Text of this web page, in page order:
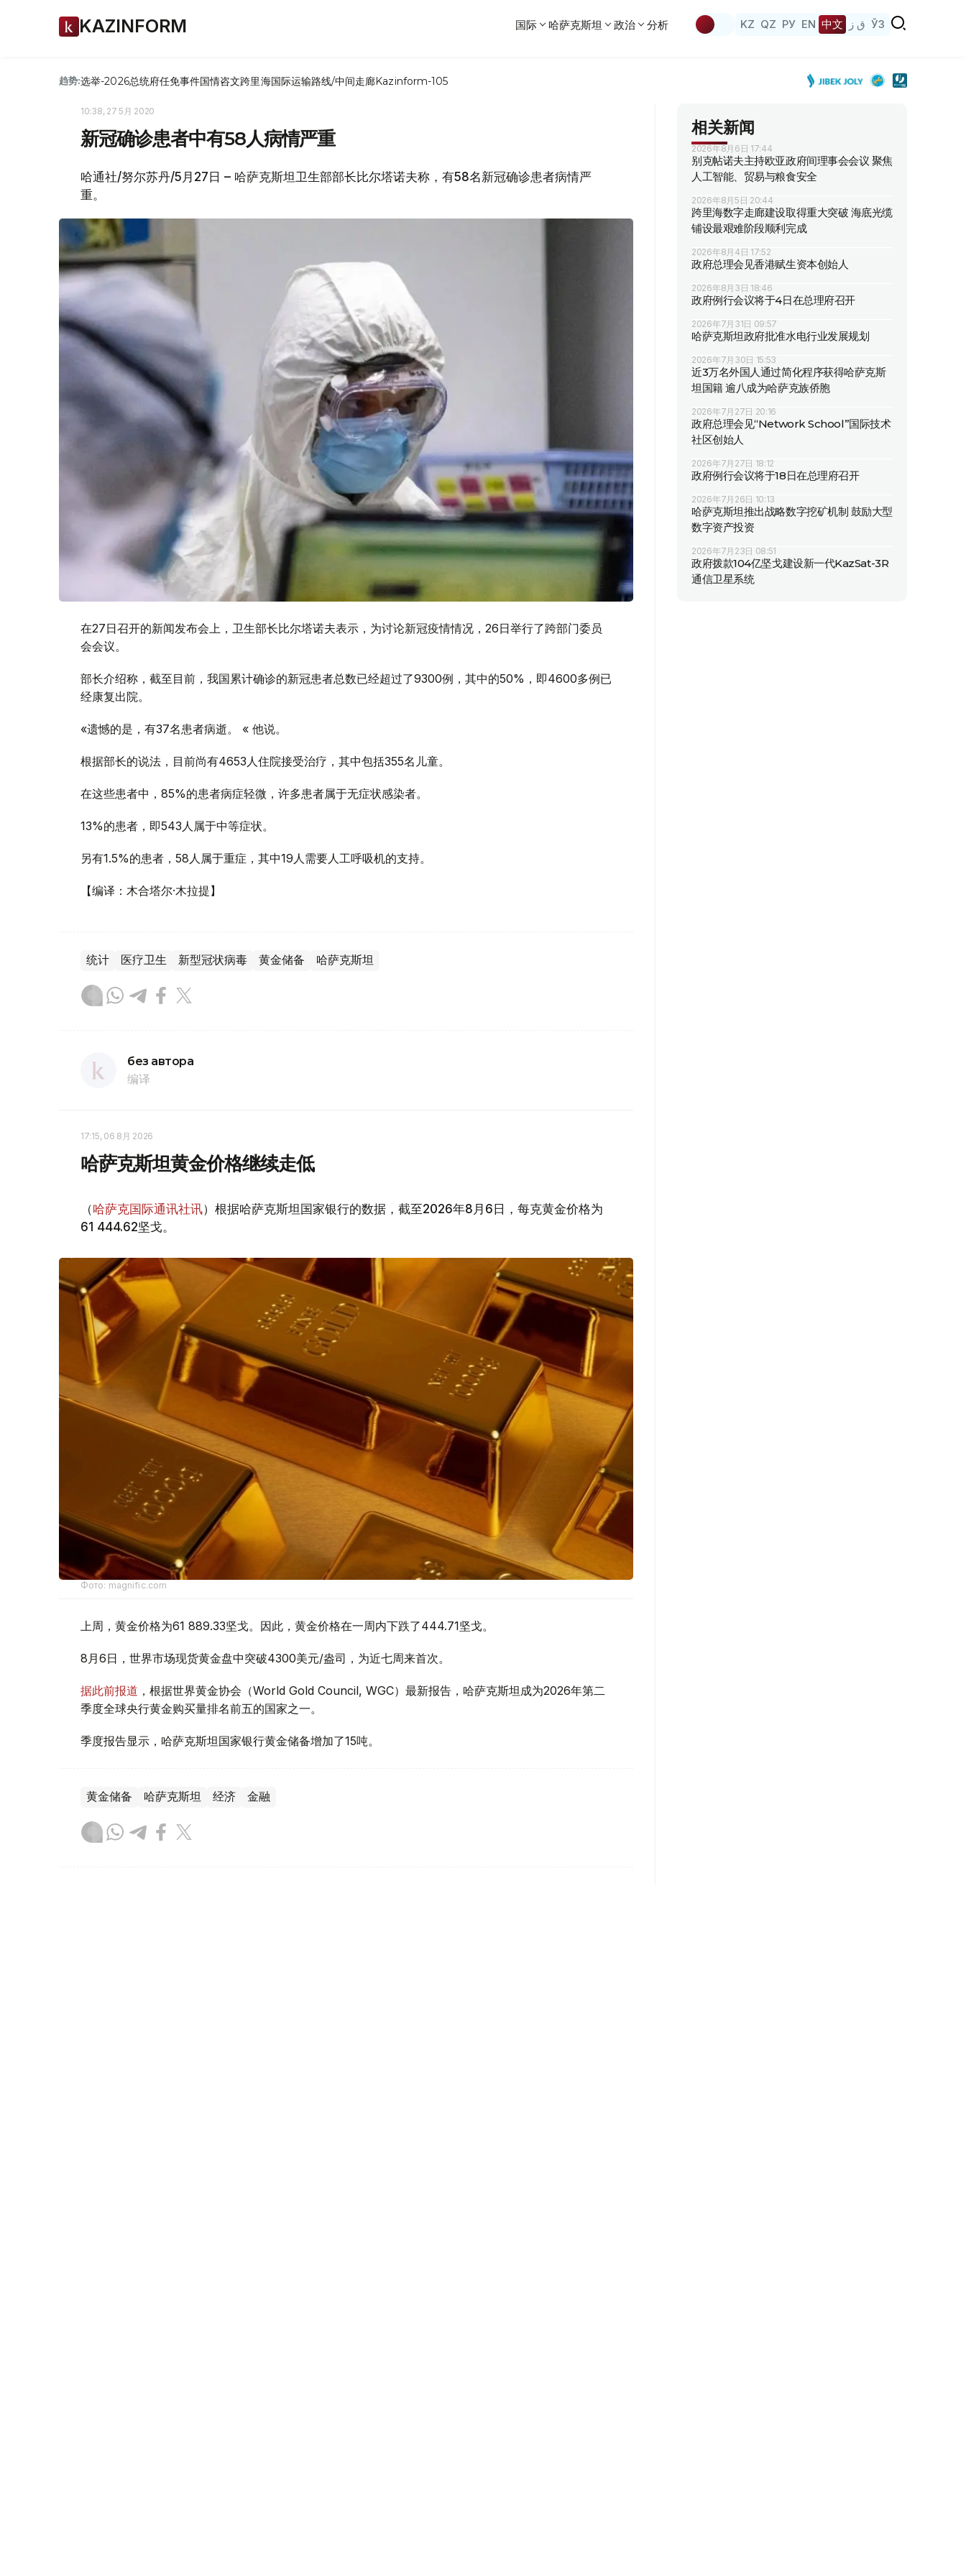
KAZINFORM 国际 哈萨克斯坦 政治 分析 KZ QZ РУ EN 中文 ق ز ЎЗ
趋势:选举-2026总统府任免事件国情咨文跨里海国际运输路线/中间走廊Kazinform-105
10:38, 27 5月 2020
新冠确诊患者中有58人病情严重
哈通社/努尔苏丹/5月27日 – 哈萨克斯坦卫生部部长比尔塔诺夫称，有58名新冠确诊患者病情严
重。
在27日召开的新闻发布会上，卫生部长比尔塔诺夫表示，为讨论新冠疫情情况，26日举行了跨部门委员
会会议。
部长介绍称，截至目前，我国累计确诊的新冠患者总数已经超过了9300例，其中的50%，即4600多例已
经康复出院。
«遗憾的是，有37名患者病逝。 « 他说。
根据部长的说法，目前尚有4653人住院接受治疗，其中包括355名儿童。
在这些患者中，85%的患者病症轻微，许多患者属于无症状感染者。
13%的患者，即543人属于中等症状。
另有1.5%的患者，58人属于重症，其中19人需要人工呼吸机的支持。
【编译：木合塔尔·木拉提】
统计 医疗卫生 新型冠状病毒 黄金储备 哈萨克斯坦
без автора
编译
17:15, 06 8月 2026
哈萨克斯坦黄金价格继续走低
（哈萨克国际通讯社讯）根据哈萨克斯坦国家银行的数据，截至2026年8月6日，每克黄金价格为
61 444.62坚戈。
Фото: magnific.com
上周，黄金价格为61 889.33坚戈。因此，黄金价格在一周内下跌了444.71坚戈。
8月6日，世界市场现货黄金盘中突破4300美元/盎司，为近七周来首次。
据此前报道 ，根据世界黄金协会（World Gold Council, WGC）最新报告，哈萨克斯坦成为2026年第二
季度全球央行黄金购买量排名前五的国家之一。
季度报告显示，哈萨克斯坦国家银行黄金储备增加了15吨。
黄金储备 哈萨克斯坦 经济 金融
相关新闻
2026年8月6日 17:44
别克帖诺夫主持欧亚政府间理事会会议 聚焦
人工智能、贸易与粮食安全
2026年8月5日 20:44
跨里海数字走廊建设取得重大突破 海底光缆
铺设最艰难阶段顺利完成
2026年8月4日 17:52
政府总理会见香港赋生资本创始人
2026年8月3日 18:46
政府例行会议将于4日在总理府召开
2026年7月31日 09:57
哈萨克斯坦政府批准水电行业发展规划
2026年7月30日 15:53
近3万名外国人通过简化程序获得哈萨克斯
坦国籍 逾八成为哈萨克族侨胞
2026年7月27日 20:16
政府总理会见“Network School”国际技术
社区创始人
2026年7月27日 18:12
政府例行会议将于18日在总理府召开
2026年7月26日 10:13
哈萨克斯坦推出战略数字挖矿机制 鼓励大型
数字资产投资
2026年7月23日 08:51
政府拨款104亿坚戈建设新一代KazSat-3R
通信卫星系统